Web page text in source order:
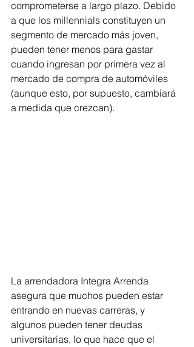
comprometerse a largo plazo. Debido
a que los millennials constituyen un
segmento de mercado más joven,
pueden tener menos para gastar
cuando ingresan por primera vez al
mercado de compra de automóviles
(aunque esto, por supuesto, cambiará
a medida que crezcan).
La arrendadora Integra Arrenda
asegura que muchos pueden estar
entrando en nuevas carreras, y
algunos pueden tener deudas
universitarias, lo que hace que el